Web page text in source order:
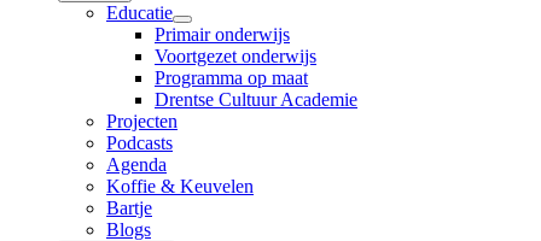
Educatie
Primair onderwijs
Voortgezet onderwijs
Programma op maat
Drentse Cultuur Academie
Projecten
Podcasts
Agenda
Koffie & Keuvelen
Bartje
Blogs